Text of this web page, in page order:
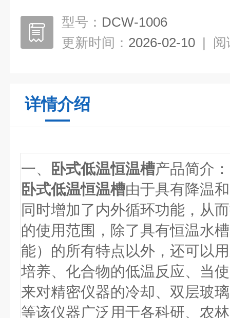
型号： DCW-1006
更新时间： 2026-02-10 | 阅
详情介绍
一、 卧式低温恒温槽产品简介：
卧式低温恒温槽由于具有降温
同时增加了内外循环功能，从
的使用范围，除了具有恒温水
能）的所有特点以外，还可以
培养、化合物的低温反应、当
来对精密仪器的冷却、双层玻
等该仪器广泛用于各科研、农